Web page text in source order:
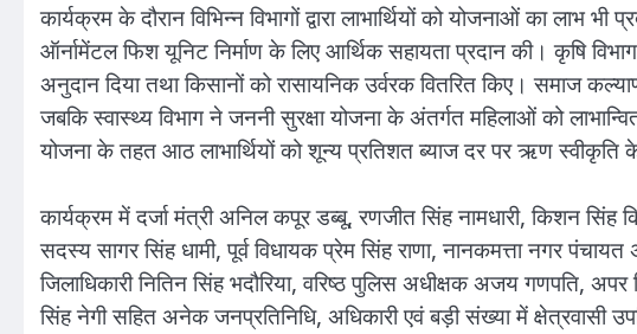
कार्यक्रम के दौरान विभिन्न विभागों द्वारा लाभार्थियों को योजनाओं का लाभ भी
ऑर्नामेंटल फिश यूनिट निर्माण के लिए आर्थिक सहायता प्रदान की। कृषि
अनुदान दिया तथा किसानों को रासायनिक उर्वरक वितरित किए। समाज
जबकि स्वास्थ्य विभाग ने जननी सुरक्षा योजना के अंतर्गत महिलाओं को
योजना के तहत आठ लाभार्थियों को शून्य प्रतिशत ब्याज दर पर ऋण स्वीकृति
कार्यक्रम में दर्जा मंत्री अनिल कपूर डब्बू, रणजीत सिंह नामधारी, किशन सिंह
सदस्य सागर सिंह धामी, पूर्व विधायक प्रेम सिंह राणा, नानकमत्ता नगर पंचायत
जिलाधिकारी नितिन सिंह भदौरिया, वरिष्ठ पुलिस अधीक्षक अजय गणपति,
सिंह नेगी सहित अनेक जनप्रतिनिधि, अधिकारी एवं बड़ी संख्या में क्षेत्रवासी